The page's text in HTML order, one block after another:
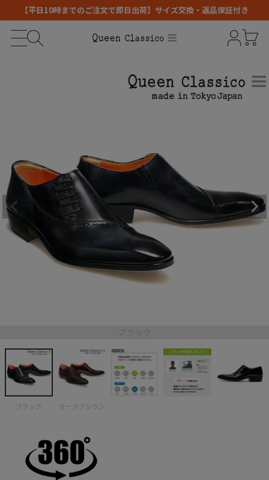
【平日10時までのご注文で即日出荷】サイズ交換・返品保証付き
ブラック ダークブラウン